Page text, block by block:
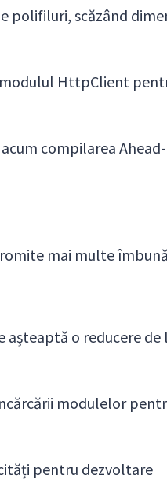
polifiluri, scăzând
HttpClient
compilarea
mai multe
o reducere de
modulelor
pentru dezvoltare